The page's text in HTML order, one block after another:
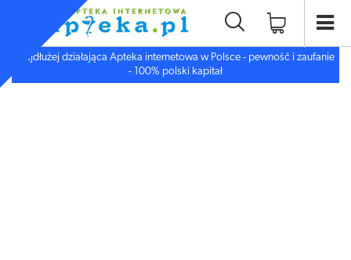
Najdłużej działająca Apteka internetowa w Polsce - pewność i zaufanie
- 100% polski kapitał